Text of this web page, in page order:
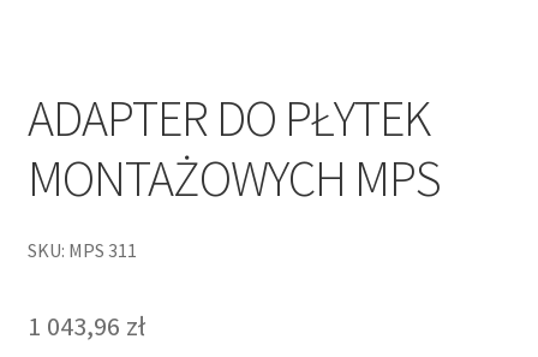
ADAPTER DO PŁYTEK
MONTAŻOWYCH MPS
SKU: MPS 311
1 043,96 zł